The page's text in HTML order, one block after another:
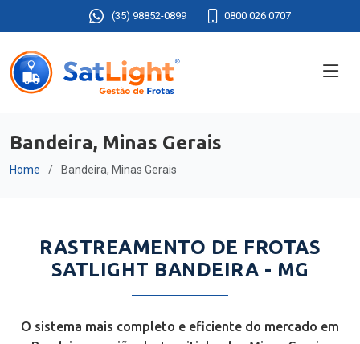
(35) 98852-0899 0800 026 0707
Bandeira, Minas Gerais
Home Bandeira, Minas Gerais
RASTREAMENTO DE FROTAS
SATLIGHT BANDEIRA - MG
O sistema mais completo e eficiente do mercado em